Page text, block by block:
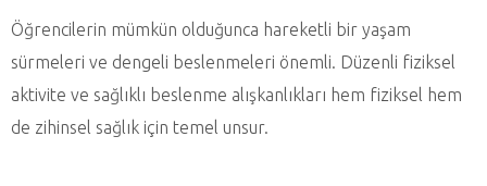
Öğrencilerin mümkün olduğunca hareketli bir yaşam
sürmeleri ve dengeli beslenmeleri önemli. Düzenli fiziksel
aktivite ve sağlıklı beslenme alışkanlıkları hem fiziksel hem
de zihinsel sağlık için temel unsur.